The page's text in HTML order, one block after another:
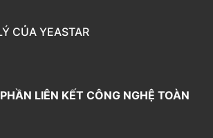
CỦA YEASTAR
LIÊN KẾT CÔNG NGHỆ TOÀN